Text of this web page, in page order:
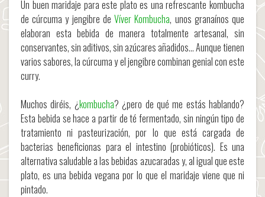
Un buen maridaje para este plato es una refrescante kombucha
de cúrcuma y jengibre deVíver Kombucha, unos granaínos que
elaboran esta bebida de manera totalmente artesanal, sin
conservantes, sin aditivos, sin azúcares añadidos… Aunque tienen
varios sabores, la cúrcuma y el jengibre combinan genial con este
curry.
Muchos diréis, ¿kombucha? ¿pero de qué me estás hablando?
Esta bebida se hace a partir de té fermentado, sin ningún tipo de
tratamiento ni pasteurización, por lo que está cargada de
bacterias beneficionas para el intestino (probióticos). Es una
alternativa saludable a las bebidas azucaradas y, al igual que este
plato, es una bebida vegana por lo que el maridaje viene que ni
pintado.